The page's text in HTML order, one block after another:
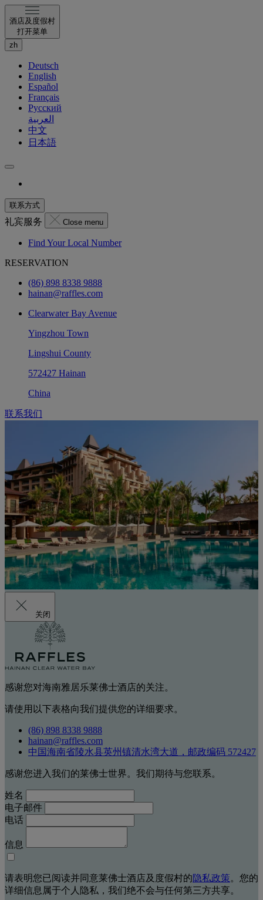
酒店及度假村
打开菜单
zh
Deutsch
English
Español
Français
Русский
العربية
中文
日本語
联系方式
礼宾服务 Close menu
Find Your Local Number
RESERVATION
(86) 898 8338 9888
hainan@raffles.com
Clearwater Bay Avenue
Yingzhou Town
Lingshui County
572427 Hainan
China
联系我们
关闭
感谢您对海南雅居乐莱佛士酒店的关注。
请使用以下表格向我们提供您的详细要求。
(86) 898 8338 9888
hainan@raffles.com
中国海南省陵水县英州镇清水湾大道，邮政编码 572427
感谢您进入我们的莱佛士世界。我们期待与您联系。
姓名
电子邮件
电话
信息
请表明您已阅读并同意莱佛士酒店及度假村的隐私政策。您的
详细信息属于个人隐私，我们绝不会与任何第三方共享。